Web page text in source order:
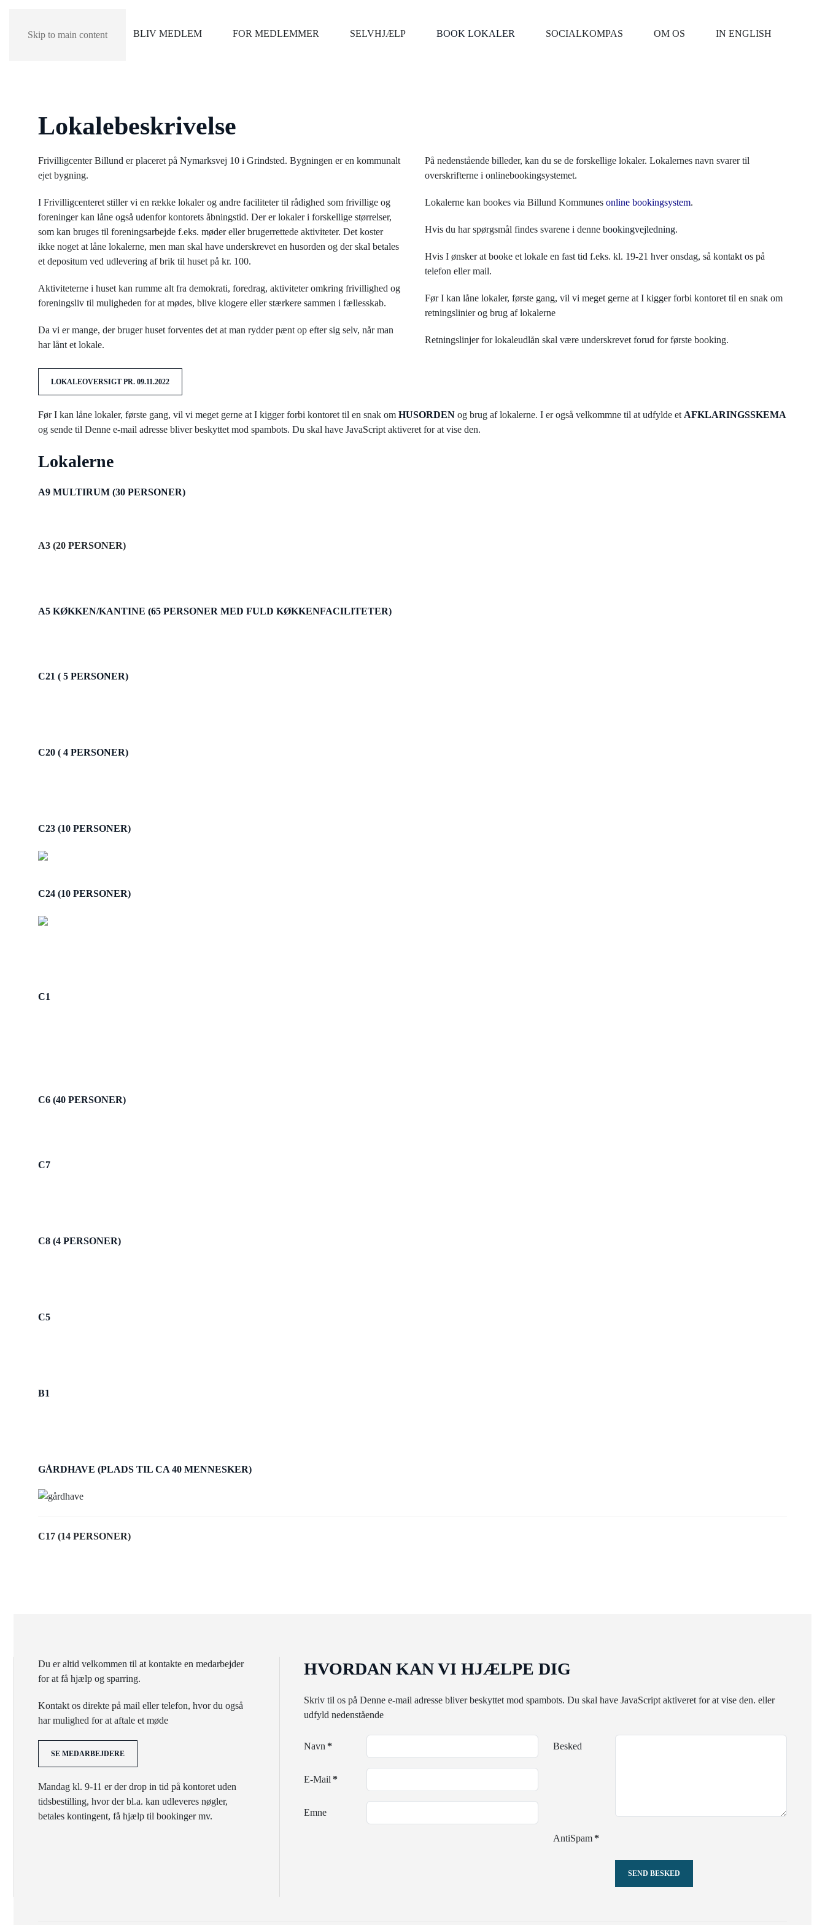
Skip to main content BLIV MEDLEM FOR MEDLEMMER SELVHJÆLP BOOK LOKALER SOCIALKOMPAS OM OS IN ENGLISH
Lokalebeskrivelse
Frivilligcenter Billund er placeret på Nymarksvej 10 i Grindsted. Bygningen er en kommunalt
ejet bygning.
I Frivilligcenteret stiller vi en række lokaler og andre faciliteter til rådighed som frivillige og
foreninger kan låne også udenfor kontorets åbningstid. Der er lokaler i forskellige størrelser,
som kan bruges til foreningsarbejde f.eks. møder eller brugerrettede aktiviteter. Det koster
ikke noget at låne lokalerne, men man skal have underskrevet en husorden og der skal betales
et depositum ved udlevering af brik til huset på kr. 100.
Aktiviteterne i huset kan rumme alt fra demokrati, foredrag, aktiviteter omkring frivillighed og
foreningsliv til muligheden for at mødes, blive klogere eller stærkere sammen i fællesskab.
Da vi er mange, der bruger huset forventes det at man rydder pænt op efter sig selv, når man
har lånt et lokale.
På nedenstående billeder, kan du se de forskellige lokaler. Lokalernes navn svarer til
overskrifterne i onlinebookingsystemet.
Lokalerne kan bookes via Billund Kommunes online bookingsystem.
Hvis du har spørgsmål findes svarene i denne bookingvejledning.
Hvis I ønsker at booke et lokale en fast tid f.eks. kl. 19-21 hver onsdag, så kontakt os på
telefon eller mail.
Før I kan låne lokaler, første gang, vil vi meget gerne at I kigger forbi kontoret til en snak om
retningslinier og brug af lokalerne
Retningslinjer for lokaleudlån skal være underskrevet forud for første booking.
LOKALEOVERSIGT PR. 09.11.2022
Før I kan låne lokaler, første gang, vil vi meget gerne at I kigger forbi kontoret til en snak om HUSORDEN og brug af lokalerne. I er også velkommne til at udfylde et AFKLARINGSSKEMA
og sende til Denne e-mail adresse bliver beskyttet mod spambots. Du skal have JavaScript aktiveret for at vise den.
Lokalerne
A9 MULTIRUM (30 PERSONER)
A3 (20 PERSONER)
A5 KØKKEN/KANTINE (65 PERSONER MED FULD KØKKENFACILITETER)
C21 ( 5 PERSONER)
C20 ( 4 PERSONER)
C23 (10 PERSONER)
C24 (10 PERSONER)
C1
C6 (40 PERSONER)
C7
C8 (4 PERSONER)
C5
B1
GÅRDHAVE (PLADS TIL CA 40 MENNESKER)
C17 (14 PERSONER)
Du er altid velkommen til at kontakte en medarbejder
for at få hjælp og sparring.
Kontakt os direkte på mail eller telefon, hvor du også
har mulighed for at aftale et møde
SE MEDARBEJDERE
Mandag kl. 9-11 er der drop in tid på kontoret uden
tidsbestilling, hvor der bl.a. kan udleveres nøgler,
betales kontingent, få hjælp til bookinger mv.
HVORDAN KAN VI HJÆLPE DIG
Skriv til os påDenne e-mail adresse bliver beskyttet mod spambots. Du skal have JavaScript aktiveret for at vise den. eller
udfyld nedenstående
Navn *
E-Mail *
Emne
Besked
AntiSpam *
SEND BESKED